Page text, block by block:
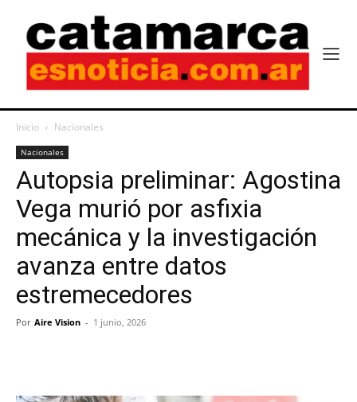
Inicio Nacionales
Nacionales
Autopsia preliminar: Agostina
Vega murió por asfixia
mecánica y la investigación
avanza entre datos
estremecedores
Por Aire Vision - 1 junio, 2026